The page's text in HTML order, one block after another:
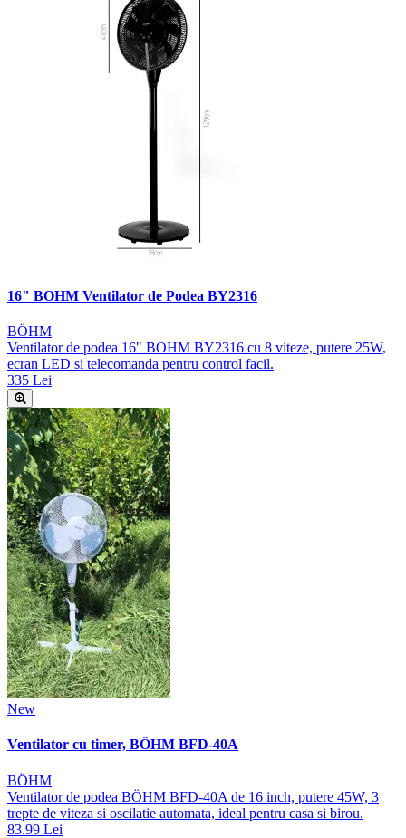
16" BOHM Ventilator de Podea BY2316
BÖHM
Ventilator de podea 16" BOHM BY2316 cu 8 viteze, putere 25W,
ecran LED si telecomanda pentru control facil.
335 Lei
New
Ventilator cu timer, BÖHM BFD-40A
BÖHM
Ventilator de podea BÖHM BFD-40A de 16 inch, putere 45W, 3
trepte de viteza si oscilatie automata, ideal pentru casa si birou.
83.99 Lei